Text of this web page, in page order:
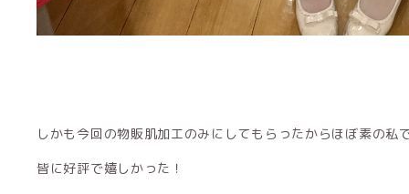
しかも今回の物販肌加工のみにしてもらったからほぼ素の私
皆に好評で嬉しかった！